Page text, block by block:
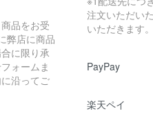
品をお受
弊店に商品
に限り承
ォームま
沿ってご
注文いただい
いただきます。
PayPay
楽天ペイ